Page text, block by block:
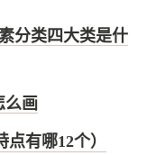
分类四大类是什
么画
有哪12个）